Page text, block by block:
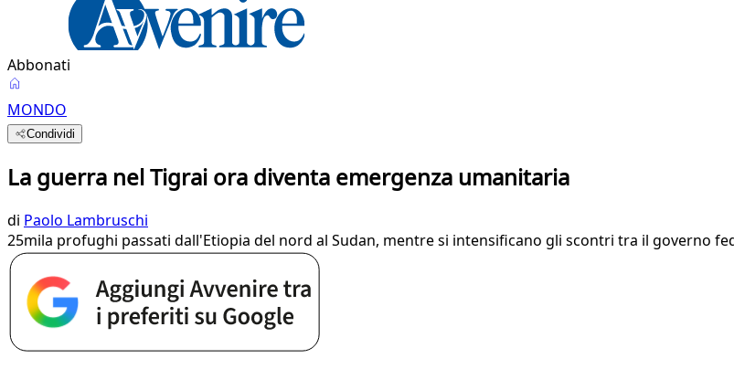
Abbonati
MONDO
Condividi
La guerra nel Tigrai ora diventa emergenza umanitaria
di Paolo Lambruschi
25mila profughi passati dall'Etiopia del nord al Sudan, mentre si intensificano gli scontri tra il governo